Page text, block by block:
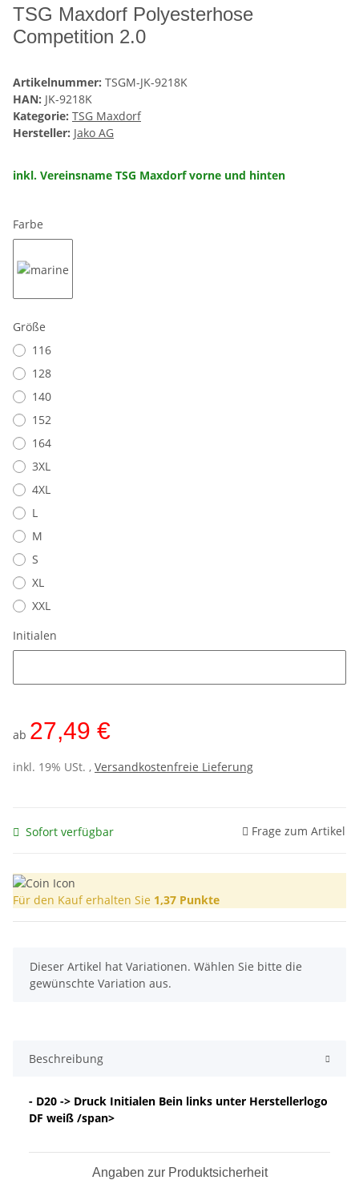
TSG Maxdorf Polyesterhose
Competition 2.0
Artikelnummer: TSGM-JK-9218K
HAN: JK-9218K
Kategorie: TSG Maxdorf
Hersteller: Jako AG
inkl. Vereinsname TSG Maxdorf vorne und hinten
Farbe
Größe
116
128
140
152
164
3XL
4XL
L
M
S
XL
XXL
Initialen
ab 27,49 €
inkl. 19% USt. , Versandkostenfreie Lieferung
Sofort verfügbar Frage zum Artikel
Für den Kauf erhalten Sie 1,37 Punkte
x
Dieser Artikel hat Variationen. Wählen Sie bitte die
gewünschte Variation aus.
Beschreibung
- D20 -> Druck Initialen Bein links unter Herstellerlogo
DF weiß /span>
Angaben zur Produktsicherheit